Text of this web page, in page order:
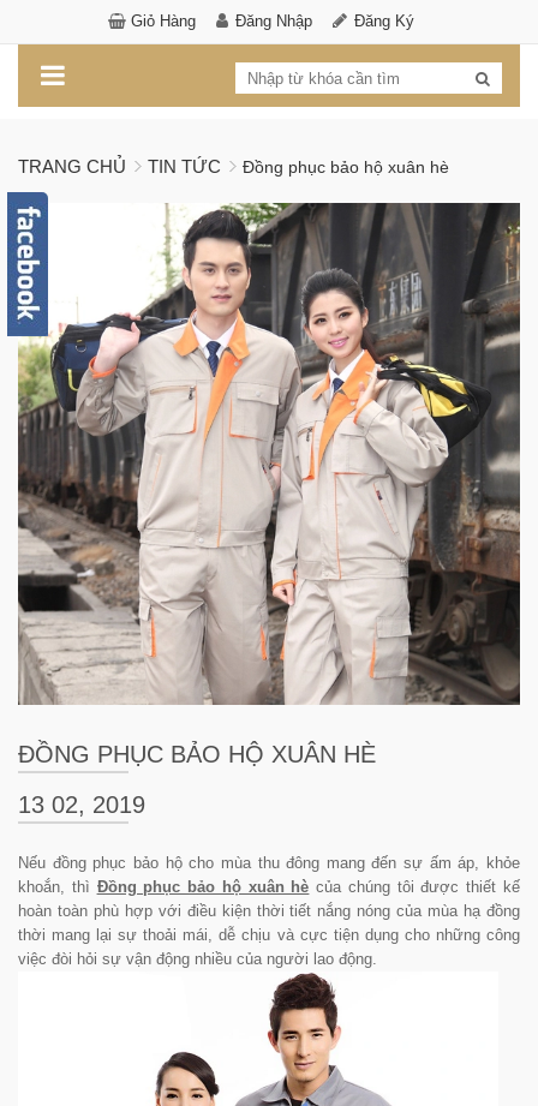
Giỏ Hàng Đăng Nhập Đăng Ký
TRANG CHỦ TIN TỨC Đồng phục bảo hộ xuân hè
ĐỒNG PHỤC BẢO HỘ XUÂN HÈ
13 02, 2019
Nếu đồng phục bảo hộ cho mùa thu đông mang đến sự ấm áp, khỏe
khoắn, thì Đồng phục bảo hộ xuân hè của chúng tôi được thiết kế
hoàn toàn phù hợp với điều kiện thời tiết nắng nóng của mùa hạ đồng
thời mang lại sự thoải mái, dễ chịu và cực tiện dụng cho những công
việc đòi hỏi sự vận động nhiều của người lao động.